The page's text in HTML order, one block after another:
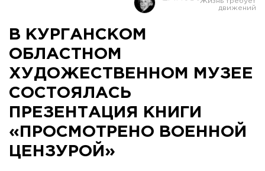
В КУРГАНСКОМ
ОБЛАСТНОМ
ХУДОЖЕСТВЕННОМ МУЗЕЕ
СОСТОЯЛАСЬ
ПРЕЗЕНТАЦИЯ КНИГИ
«ПРОСМОТРЕНО ВОЕННОЙ
ЦЕНЗУРОЙ»